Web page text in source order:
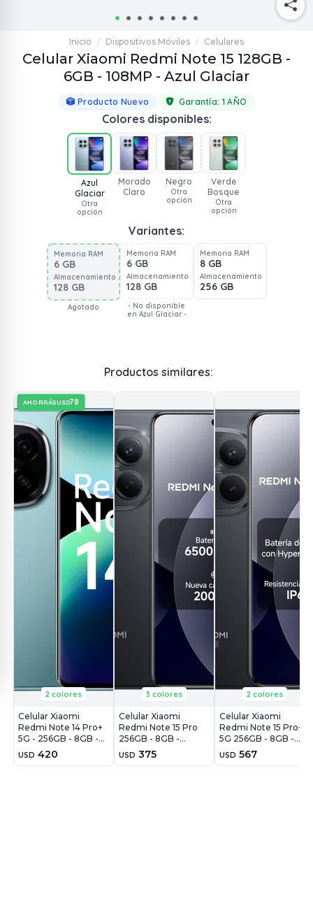
Inicio / Dispositivos Móviles / Celulares
Celular Xiaomi Redmi Note 15 128GB -
6GB - 108MP - Azul Glaciar
Producto Nuevo Garantía: 1 AÑO
Colores disponibles:
Azul
Glaciar
Otra
opción
Morado
Claro
Negro
Otra
opción
Verde
Bosque
Otra
opción
Variantes:
Memoria RAM
6 GB
Almacenamiento
128 GB
Agotado
Memoria RAM
6 GB
Almacenamiento
128 GB
- No disponible
en Azul Glaciar -
Memoria RAM
8 GB
Almacenamiento
256 GB
Productos similares:
AHORRÁSUSD78
2 colores
Celular Xiaomi
Redmi Note 14 Pro+
5G - 256GB - 8GB -
200MP - Azul
Escarcha
USD 420
3 colores
Celular Xiaomi
Redmi Note 15 Pro
256GB - 8GB -
200MP - Negro
USD 375
2 colores
Celular Xiaomi
Redmi Note 15 Pro+
5G 256GB - 8GB -
200MP - Negro
USD 567